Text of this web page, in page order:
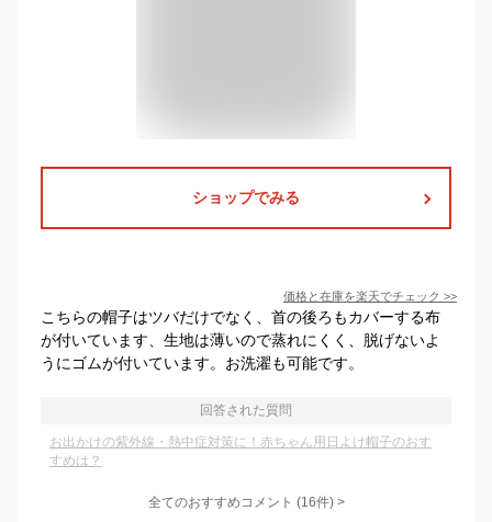
ショップでみる
価格と在庫を楽天でチェック >>
こちらの帽子はツバだけでなく、首の後ろもカバーする布
が付いています、生地は薄いので蒸れにくく、脱げないよ
うにゴムが付いています。お洗濯も可能です。
回答された質問
お出かけの紫外線・熱中症対策に！赤ちゃん用日よけ帽子のおす
すめは？
全てのおすすめコメント (16件) >